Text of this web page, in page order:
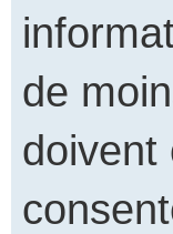
de
doivent